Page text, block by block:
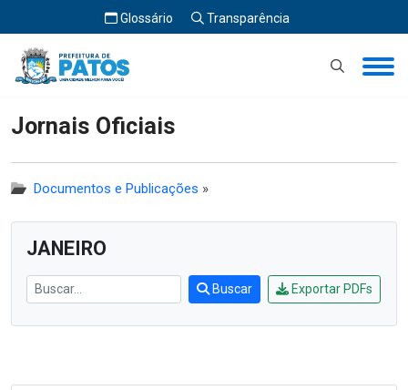
Glossário Transparência
Início Jornais Oficiais
Jornais Oficiais
Documentos e Publicações »
JANEIRO
Buscar Exportar PDFs